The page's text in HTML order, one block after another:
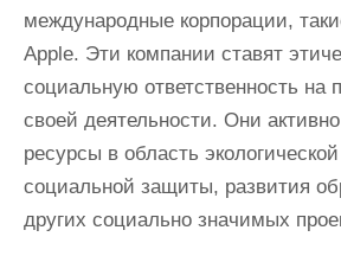
международные корпорации,
Apple. Эти компании ставят
социальную ответственность на
своей деятельности. Они
ресурсы в область
социальной защиты, развития
других социально значимых